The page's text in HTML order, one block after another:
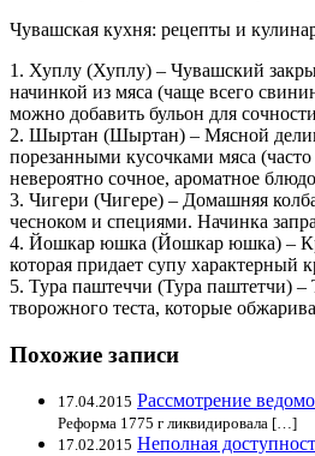
Чувашская кухня: рецепты и
1. Хуплу (Хуплу) – Чувашский
начинкой из мяса (чаще всего
можно добавить бульон для
2. Шыртан (Шыртан) – Мясной
порезанными кусочками мяса
невероятно сочное, ароматное
3. Чигери (Чигере) – Домашняя
чесноком и специями. Начинка
4. Йошкар юшка (Йошкар юшка) –
которая придает супу
5. Тура паштеччи (Тура паштетчи)
творожного теста, которые
Похожие записи
17.04.2015 Рассмотрение
Реформа 1775 г ликвидировала […]
17.02.2015 Неполная